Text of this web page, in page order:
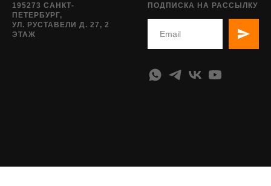
195273 САНКТ-
ПЕТЕРБУРГ,
УЛ. РУСТАВЕЛИ Д. 27, 2
ЭТАЖ
ПОДПИСКА НА РАССЫЛКУ